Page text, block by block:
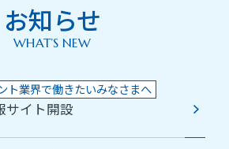
お知らせ
WHAT’S NEW
ト業界で働きたいみなさまへ
サイト開設